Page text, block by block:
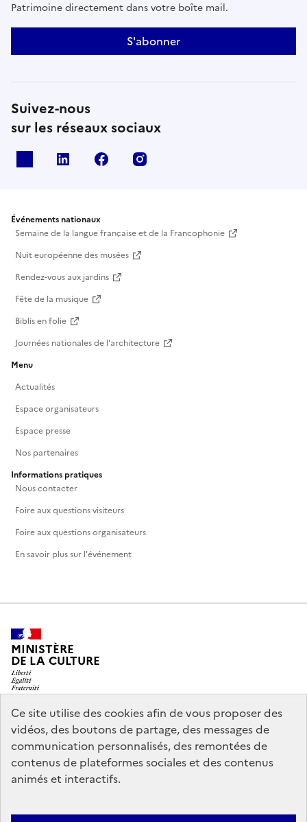
Ce site utilise des cookies afin de vous proposer des
vidéos, des boutons de partage, des messages de
communication personnalisés, des remontées de
contenus de plateformes sociales et des contenus
animés et interactifs.
Patrimoine directement dans votre boîte mail.
S'abonner
Suivez-nous
sur les réseaux sociaux
Linkedin Facebook
Événements nationaux
Semaine de la langue française et de la Francophonie
Nuit européenne des musées
Rendez-vous aux jardins
Fête de la musique
Biblis en folie
Journées nationales de l'architecture
Menu
Actualités
Espace organisateurs
Espace presse
Nos partenaires
Informations pratiques
Nous contacter
Foire aux questions visiteurs
Foire aux questions organisateurs
En savoir plus sur l'événement
MINISTÈRE
DE LA CULTURE
legifrance.gouv.fr
info.gouv.fr
service-public.gouv.fr
data.gouv.fr